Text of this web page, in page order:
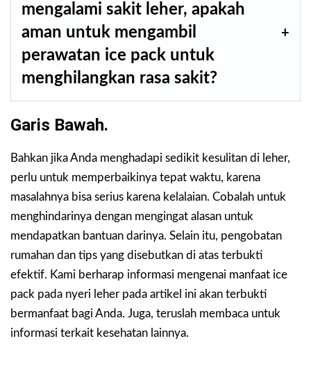
mengalami sakit leher, apakah
aman untuk mengambil
perawatan ice pack untuk
menghilangkan rasa sakit?
Garis Bawah.
Bahkan jika Anda menghadapi sedikit kesulitan di leher,
perlu untuk memperbaikinya tepat waktu, karena
masalahnya bisa serius karena kelalaian. Cobalah untuk
menghindarinya dengan mengingat alasan untuk
mendapatkan bantuan darinya. Selain itu, pengobatan
rumahan dan tips yang disebutkan di atas terbukti
efektif. Kami berharap informasi mengenai manfaat ice
pack pada nyeri leher pada artikel ini akan terbukti
bermanfaat bagi Anda. Juga, teruslah membaca untuk
informasi terkait kesehatan lainnya.